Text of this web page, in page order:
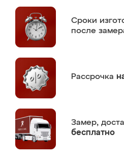
Сроки
после
Рассрочка
Замер,
бесплатно